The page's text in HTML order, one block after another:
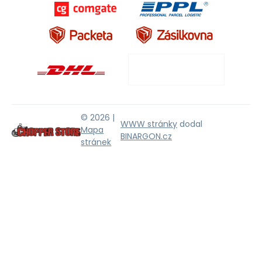
© 2026 |
Mapa
stránek
WWW stránky dodal
BINARGON.cz